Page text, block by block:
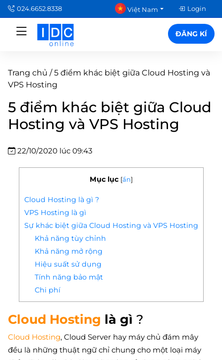
024.6652.8338 Việt Nam Login
ĐĂNG KÍ
Trang chủ /5 điểm khác biệt giữa Cloud Hosting và
VPS Hosting
5 điểm khác biệt giữa Cloud
Hosting và VPS Hosting
22/10/2020 lúc 09:43
Mục lục [ẩn]
Cloud Hosting là gì ?
VPS Hosting là gì
Sự khác biệt giữa Cloud Hosting và VPS Hosting
Khả năng tùy chỉnh
Khả năng mở rộng
Hiệu suất sử dụng
Tính năng bảo mật
Chi phí
Cloud Hosting là gì ?
Cloud Hosting, Cloud Server hay máy chủ đám mây
đều là những thuật ngữ chỉ chung cho một loại máy